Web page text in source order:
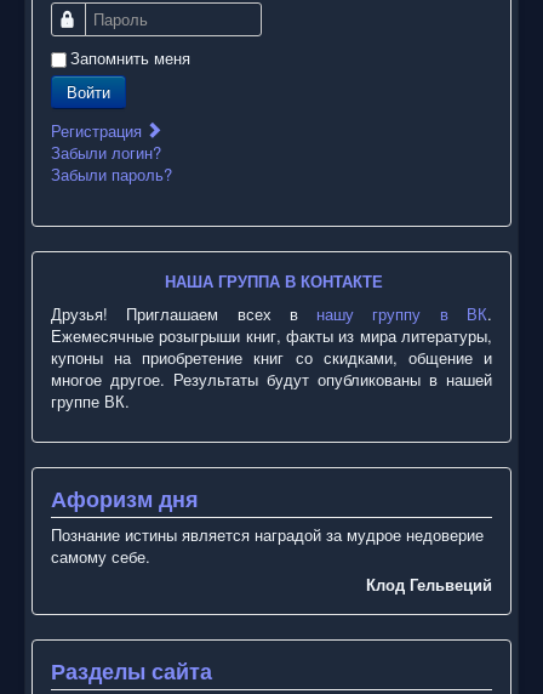
Пароль
Запомнить меня
Войти
Регистрация
Забыли логин?
Забыли пароль?
НАША ГРУППА В КОНТАКТЕ
Друзья! Приглашаем всех в нашу группу в ВК.
Ежемесячные розыгрыши книг, факты из мира литературы,
купоны на приобретение книг со скидками, общение и
многое другое. Результаты будут опубликованы в нашей
группе ВК.
Афоризм дня
Познание истины является наградой за мудрое недоверие
самому себе.
Клод Гельвеций
Разделы сайта